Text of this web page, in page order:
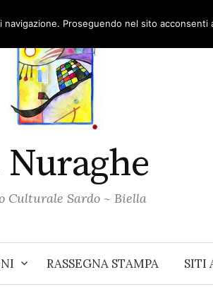
Nuraghe
Culturale Sardo ~ Biella
RASSEGNA STAMPA SITI
Proseguendo nel sito acconsenti